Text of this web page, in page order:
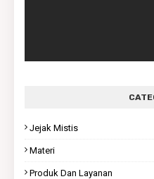
Jejak Mistis
Materi
Produk Dan Layanan